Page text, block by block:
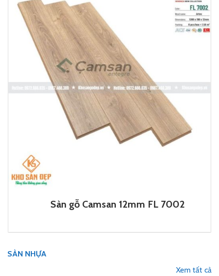
Sàn gỗ Camsan 12mm FL 7002
SÀN NHỰA
Xem tất cả